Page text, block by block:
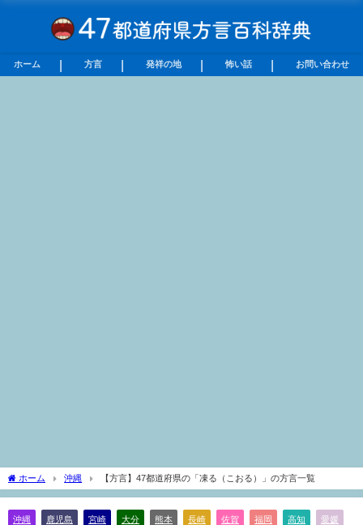
ホーム 方言 発祥の地 怖い話 お問い合わせ
ホーム 沖縄 【方言】47都道府県の「凍る（こおる）」の方言一覧
沖縄 鹿児島 宮崎 大分 熊本 長崎 佐賀 福岡 高知 愛媛